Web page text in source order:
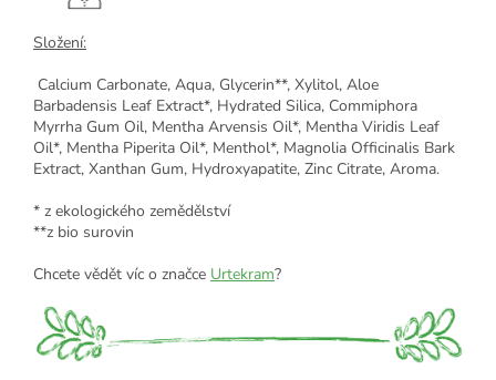
Složení:
Calcium Carbonate, Aqua, Glycerin**, Xylitol, Aloe
Barbadensis Leaf Extract*, Hydrated Silica, Commiphora
Myrrha Gum Oil, Mentha Arvensis Oil*, Mentha Viridis Leaf
Oil*, Mentha Piperita Oil*, Menthol*, Magnolia Officinalis Bark
Extract, Xanthan Gum, Hydroxyapatite, Zinc Citrate, Aroma.
* z ekologického zemědělství
**z bio surovin
Chcete vědět víc o značce Urtekram?